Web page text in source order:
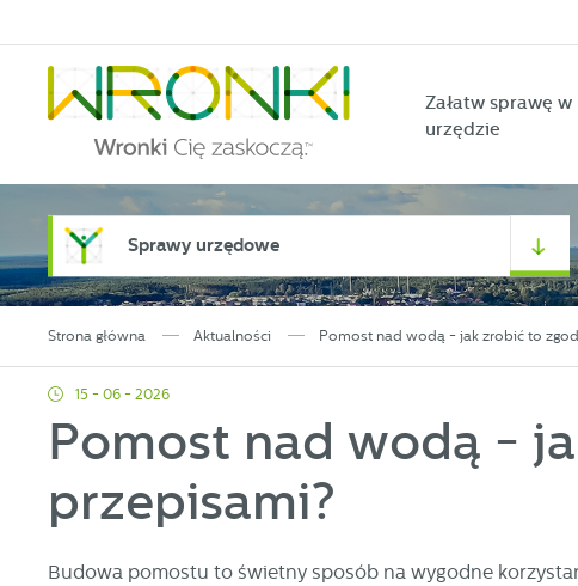
Załatw sprawę w
urzędzie
Sprawy urzędowe
Strona główna Aktualności Pomost nad wodą - jak zrobić to
15 - 06 - 2026
Pomost nad wodą -
przepisami?
Budowa pomostu to świetny sposób na wygodne